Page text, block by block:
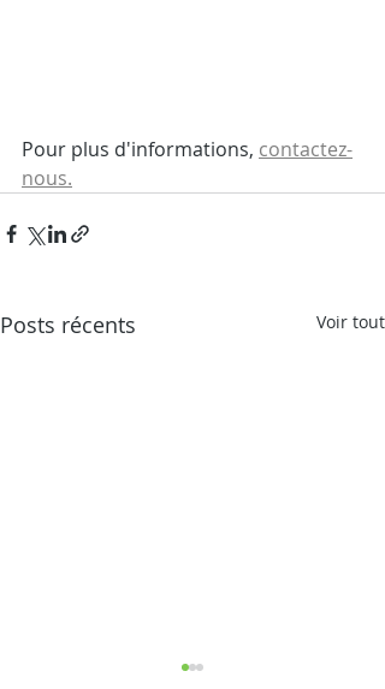
Pour plus d'informations, contactez-
nous.
Posts récents Voir tout